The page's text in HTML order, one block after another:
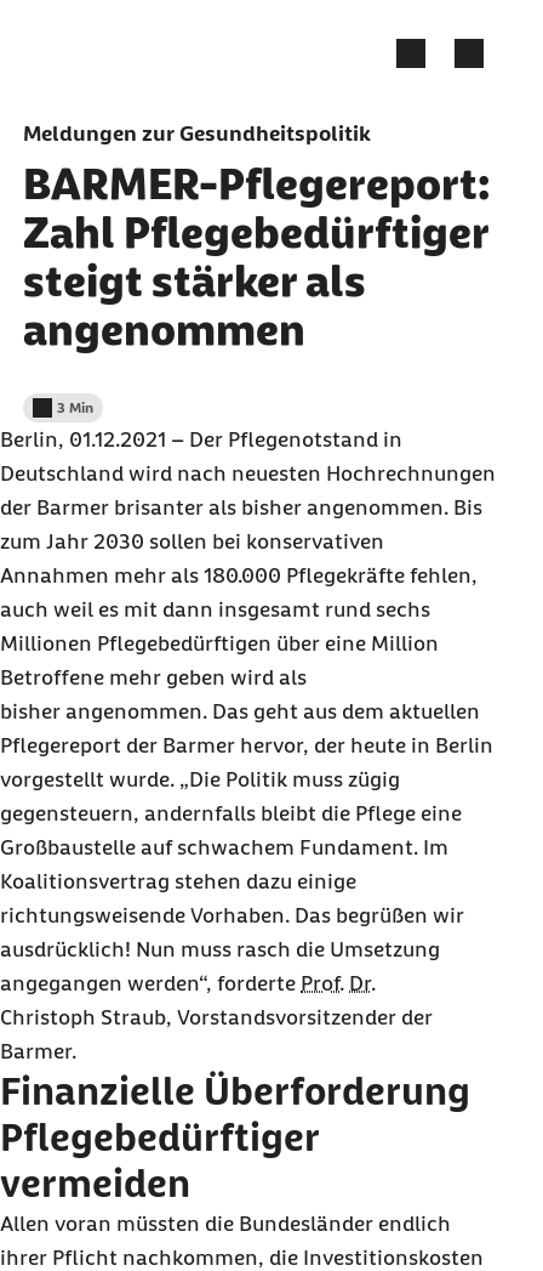
Meldungen zur Gesundheitspolitik
BARMER-Pflegereport:
Zahl Pflegebedürftiger
steigt stärker als
angenommen
Lesedauer weniger als
3 Min
Berlin, 01.12.2021 – Der Pflegenotstand in
Deutschland wird nach neuesten Hochrechnungen
der Barmer brisanter als bisher angenommen. Bis
zum Jahr 2030 sollen bei konservativen
Annahmen mehr als 180.000 Pflegekräfte fehlen,
auch weil es mit dann insgesamt rund sechs
Millionen Pflegebedürftigen über eine Million
Betroffene mehr geben wird als
bisher angenommen. Das geht aus dem aktuellen
Pflegereport der Barmer hervor, der heute in Berlin
vorgestellt wurde. „Die Politik muss zügig
gegensteuern, andernfalls bleibt die Pflege eine
Großbaustelle auf schwachem Fundament. Im
Koalitionsvertrag stehen dazu einige
richtungsweisende Vorhaben. Das begrüßen wir
ausdrücklich! Nun muss rasch die Umsetzung
angegangen werden“, forderte Prof. Dr.
Christoph Straub, Vorstandsvorsitzender der
Barmer.
Finanzielle Überforderung
Pflegebedürftiger
vermeiden
Allen voran müssten die Bundesländer endlich
ihrer Pflicht nachkommen, die Investitionskosten